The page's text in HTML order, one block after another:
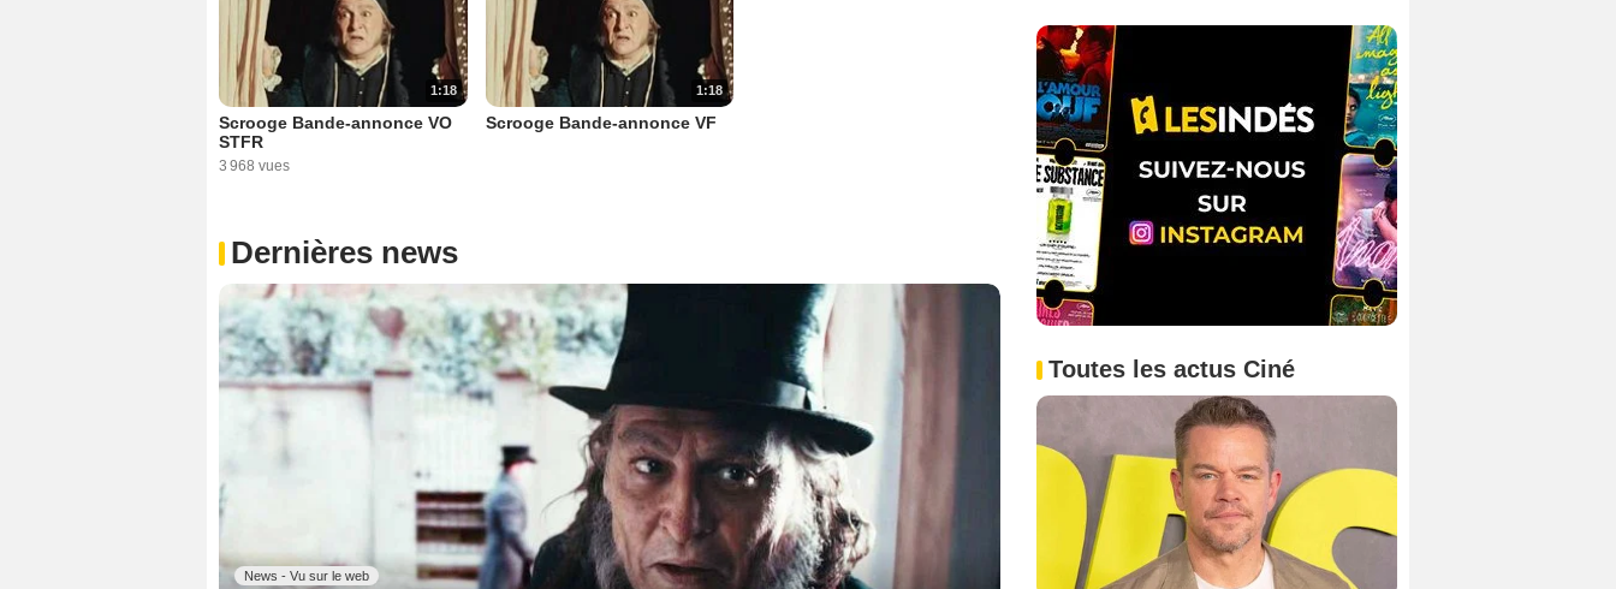
1:18
Scrooge Bande-annonce VO
STFR
3 968 vues
1:18
Scrooge Bande-annonce VF
Dernières news
News - Vu sur le web
Toutes les actus Ciné